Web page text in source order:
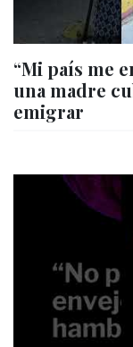
“Mi país me
una madre
emigrar